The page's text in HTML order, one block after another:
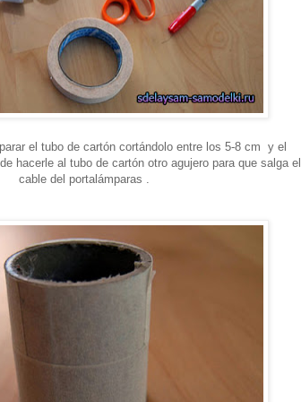
el tubo de cartón cortándolo entre los 5-8 cm y el
hacerle al tubo de cartón otro agujero para que salga el
cable del portalámparas .